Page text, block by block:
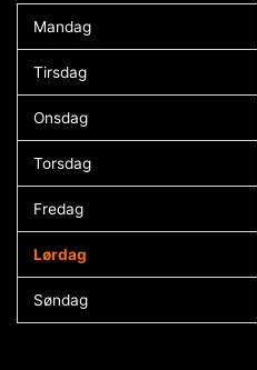
Mandag
Tirsdag
Onsdag
Torsdag
Fredag
Lørdag
Søndag